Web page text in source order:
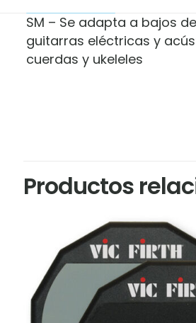
SM – Se adapta a bajos
guitarras eléctricas y
cuerdas y ukeleles
Gruv Gear Negro FW1-
Tu dirección de correo
publicada. Los campos
marcados con*
Tu puntuación*
Productos